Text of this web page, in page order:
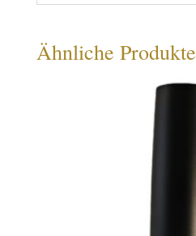
Ähnliche Produkte